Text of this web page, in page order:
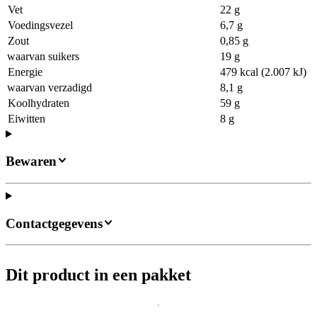
Vet
22 g
Voedingsvezel
6,7 g
Zout
0,85 g
waarvan suikers
19 g
Energie
479 kcal (2.007 kJ)
waarvan verzadigd
8,1 g
Koolhydraten
59 g
Eiwitten
8 g
Bewaren
Contactgegevens
Dit product in een pakket